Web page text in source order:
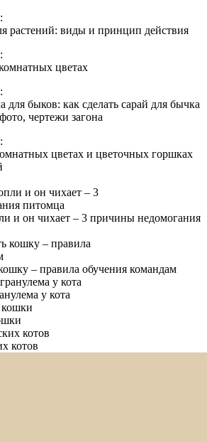
растений: виды и принцип действия
цветах
для быков: как сделать сарай для бычка
чертежи загона
цветах и цветочных горшках
и он чихает – 3 причины недомогания
– правила обучения командам
у кота
котов